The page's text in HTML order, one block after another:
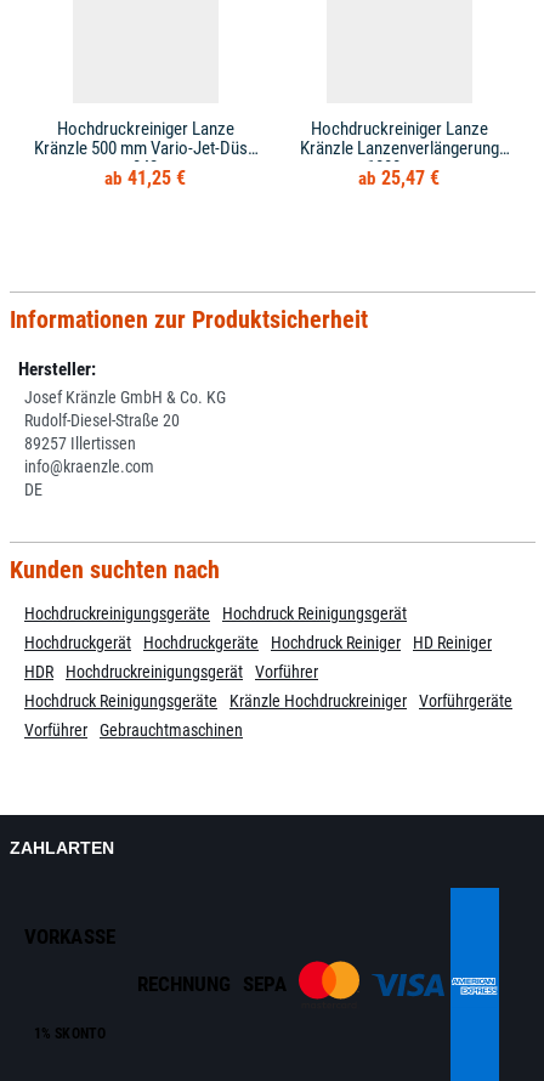
Hochdruckreiniger Lanze
Kränzle 500 mm Vario-Jet-Düse
042
41,25 €
Hochdruckreiniger Lanze
Kränzle Lanzenverlängerung
1000 mm
25,47 €
Informationen zur Produktsicherheit
Hersteller:
Josef Kränzle GmbH & Co. KG
Rudolf-Diesel-Straße 20
89257 Illertissen
info@kraenzle.com
DE
Kunden suchten nach
Hochdruckreinigungsgeräte
Hochdruck Reinigungsgerät
Hochdruckgerät
Hochdruckgeräte Hochdruck Reiniger
HD Reiniger
HDR
Hochdruckreinigungsgerät
Vorführer
Hochdruck Reinigungsgeräte
Kränzle Hochdruckreiniger
Vorführgeräte
Vorführer
Gebrauchtmaschinen
ZAHLARTEN
VORKASSE
1% SKONTO
RECHNUNG SEPA